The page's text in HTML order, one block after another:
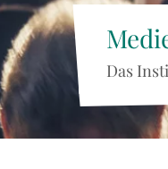
Das